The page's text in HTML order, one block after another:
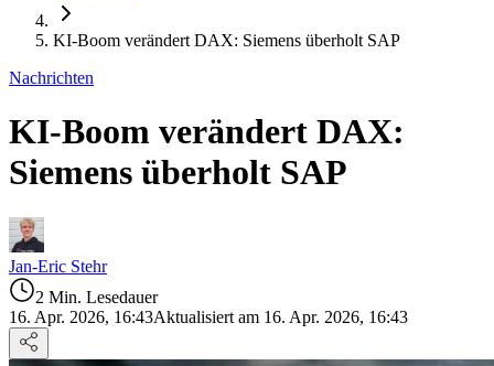
KI-Boom verändert DAX: Siemens überholt SAP
Nachrichten
KI-Boom verändert DAX:
Siemens überholt SAP
Jan-Eric Stehr
2 Min. Lesedauer
16. Apr. 2026, 16:43Aktualisiert am 16. Apr. 2026, 16:43